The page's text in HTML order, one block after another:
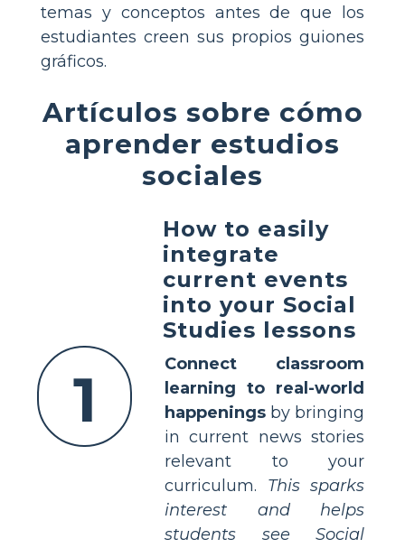
temas y conceptos antes de que los
estudiantes creen sus propios guiones
gráficos.
Artículos sobre cómo
aprender estudios
sociales
1
How to easily
integrate
current events
into your Social
Studies lessons
Connect classroom
learning to real-world
happenings by bringing
in current news stories
relevant to your
curriculum. This sparks
interest and helps
students see Social